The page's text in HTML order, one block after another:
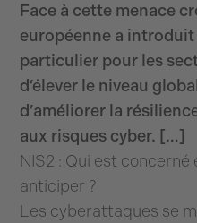
Face à cette menace
européenne a
particulier pour les
d’élever le niveau
d’améliorer la
aux risques cyber. […]
NIS2 : Qui est
anticiper ?
Les cyberattaques se